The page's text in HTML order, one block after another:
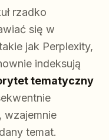
rzadko
się w
jak Perplexity,
indeksują
tematyczny
wzajemnie
temat.